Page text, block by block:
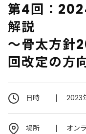
第4回：
解説
～骨太方針
回改定の方
日時 2023
場所 オン